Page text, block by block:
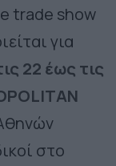
trade show
για
22 έως τις
στο